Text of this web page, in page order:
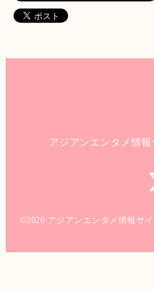
アジアンエンタメ情
©2026 アジアンエンタメ情報サ